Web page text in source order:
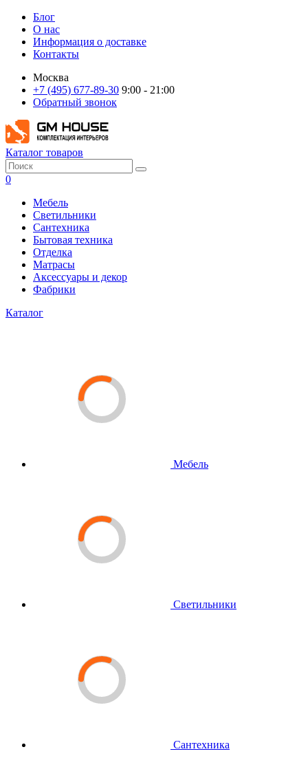
Блог
О нас
Информация о доставке
Контакты
Москва
+7 (495) 677-89-30 9:00 - 21:00
Обратный звонок
Каталог товаров
0
Мебель
Светильники
Сантехника
Бытовая техника
Отделка
Матрасы
Аксессуары и декор
Фабрики
Каталог
Мебель
Светильники
Сантехника